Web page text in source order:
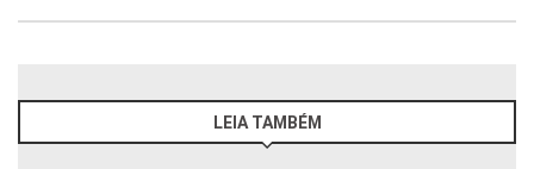
LEIA TAMBÉM